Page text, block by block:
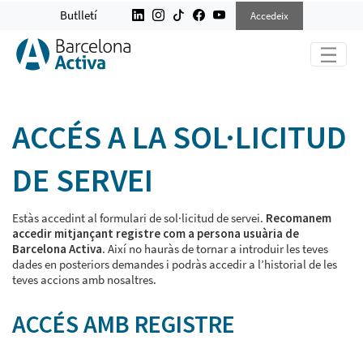
ACCEDEIX A SERVEIS
Butlletí Accedeix
ACCÉS A LA SOL·LICITUD
DE SERVEI
Estàs accedint al formulari de sol·licitud de servei. Recomanem
accedir mitjançant registre com a persona usuària de
Barcelona Activa. Així no hauràs de tornar a introduir les teves
dades en posteriors demandes i podràs accedir a l’historial de les
teves accions amb nosaltres.
ACCÉS AMB REGISTRE